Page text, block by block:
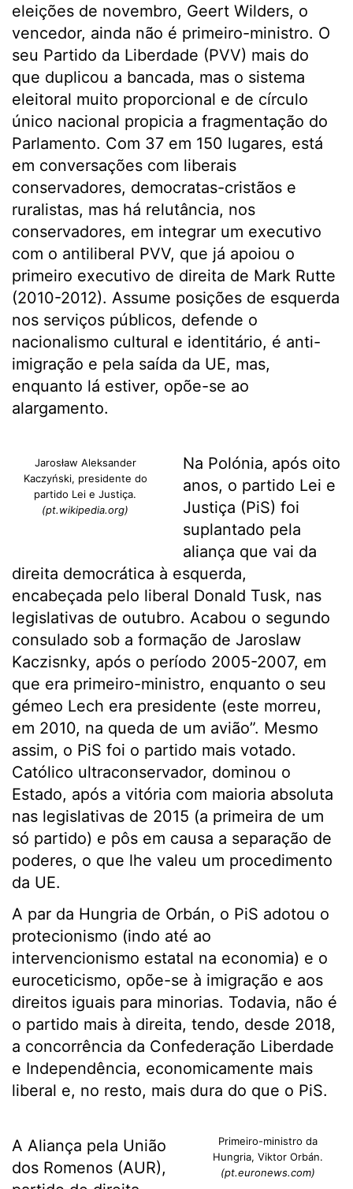
eleições de novembro, Geert Wilders, o
vencedor, ainda não é primeiro-ministro. O
seu Partido da Liberdade (PVV) mais do
que duplicou a bancada, mas o sistema
eleitoral muito proporcional e de círculo
único nacional propicia a fragmentação do
Parlamento. Com 37 em 150 lugares, está
em conversações com liberais
conservadores, democratas-cristãos e
ruralistas, mas há relutância, nos
conservadores, em integrar um executivo
com o antiliberal PVV, que já apoiou o
primeiro executivo de direita de Mark Rutte
(2010-2012). Assume posições de esquerda
nos serviços públicos, defende o
nacionalismo cultural e identitário, é anti-
imigração e pela saída da UE, mas,
enquanto lá estiver, opõe-se ao
alargamento.
Jarosław Aleksander
Kaczyński, presidente do
partido Lei e Justiça.
(pt.wikipedia.org)
Na Polónia, após oito
anos, o partido Lei e
Justiça (PiS) foi
suplantado pela
aliança que vai da
direita democrática à esquerda,
encabeçada pelo liberal Donald Tusk, nas
legislativas de outubro. Acabou o segundo
consulado sob a formação de Jaroslaw
Kaczisnky, após o período 2005-2007, em
que era primeiro-ministro, enquanto o seu
gémeo Lech era presidente (este morreu,
em 2010, na queda de um avião”. Mesmo
assim, o PiS foi o partido mais votado.
Católico ultraconservador, dominou o
Estado, após a vitória com maioria absoluta
nas legislativas de 2015 (a primeira de um
só partido) e pôs em causa a separação de
poderes, o que lhe valeu um procedimento
da UE.
A par da Hungria de Orbán, o PiS adotou o
protecionismo (indo até ao
intervencionismo estatal na economia) e o
euroceticismo, opõe-se à imigração e aos
direitos iguais para minorias. Todavia, não é
o partido mais à direita, tendo, desde 2018,
a concorrência da Confederação Liberdade
e Independência, economicamente mais
liberal e, no resto, mais dura do que o PiS.
Primeiro-ministro da
Hungria, Viktor Orbán.
(pt.euronews.com)
A Aliança pela União
dos Romenos (AUR),